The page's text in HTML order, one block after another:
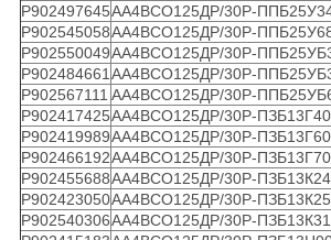
Р902497645АА4ВСО125ДР/30Р-
Р902545058АА4ВСО125ДР/30Р-
Р902550049АА4ВСО125ДР/30Р-
Р902484661 АА4ВСО125ДР/30Р-
Р902567111 АА4ВСО125ДР/30Р-
Р902417425АА4ВСО125ДР/30Р-ПЗБ13Г40
Р902419989АА4ВСО125ДР/30Р-ПЗБ13Г60
Р902466192АА4ВСО125ДР/30Р-
Р902455688АА4ВСО125ДР/30Р-ПЗБ13К24
Р902423050АА4ВСО125ДР/30Р-ПЗБ13К25
Р902540306АА4ВСО125ДР/30Р-ПЗБ13К31